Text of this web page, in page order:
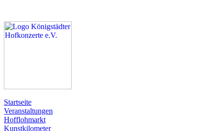
Startseite
Veranstaltungen
Hofflohmarkt
Kunstkilometer